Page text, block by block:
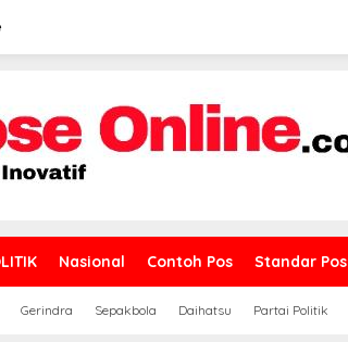
Nasional Contoh Pos Standar Pos
Gerindra Sepakbola Daihatsu Partai Politik